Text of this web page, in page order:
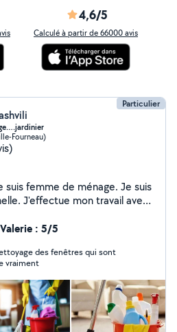
4,6/5
Calculé à partir de 66000 avis
Particulier
Fourneau)
suis femme de ménage. Je suis
J'effectue mon travail avec
Nous pouvons
jardin. Je propose
Je suis une spécialiste
les enfants, les femmes et les
compte des besoins de
clients. En cas de
Merci
: 5/5
des fenêtres qui sont
vraiment